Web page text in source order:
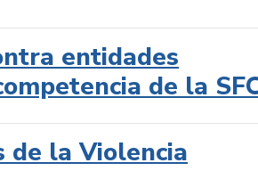
entidades
de la
de la Violencia